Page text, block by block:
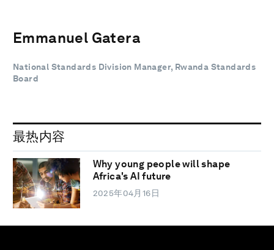
Emmanuel Gatera
National Standards Division Manager, Rwanda Standards
Board
最热内容
Why young people will shape
Africa's AI future
2025年04月16日